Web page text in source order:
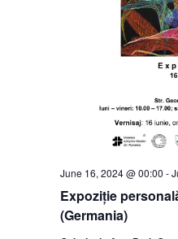
Expoziție
(Germania)
June 16, 2024 @ 00:00 -